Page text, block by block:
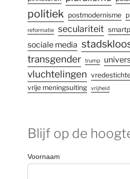
politiek postmodernisme
reformatie seculariteit
sociale media
transgender trump
vluchtelingen
vrije meningsuiting
vrijheid
Blijf op de